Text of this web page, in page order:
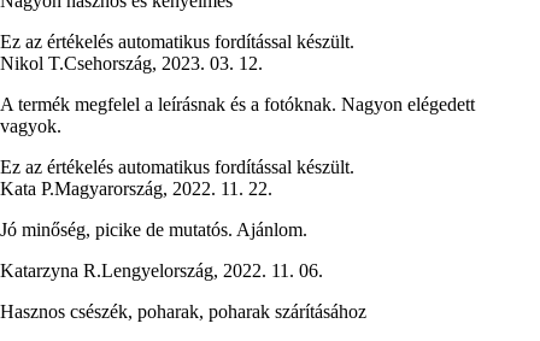
Ez az értékelés automatikus fordítással készült.
Nikol T.Csehország, 2023. 03. 12.
A termék megfelel a leírásnak és a fotóknak. Nagyon elégedett
vagyok.
Ez az értékelés automatikus fordítással készült.
Kata P.Magyarország, 2022. 11. 22.
Jó minőség, picike de mutatós. Ajánlom.
Katarzyna R.Lengyelország, 2022. 11. 06.
Hasznos csészék, poharak, poharak szárításához